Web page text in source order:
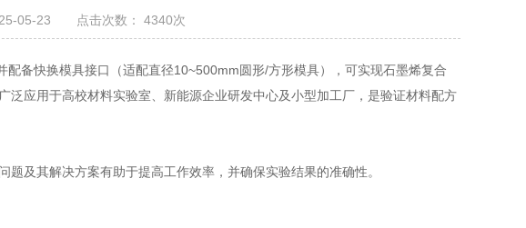
05-23 点击次数： 4340次
快换模具接口（适配直径10~500mm圆形/方形模具），可实现石墨烯复合
泛应用于高校材料实验室、新能源企业研发中心及小型加工厂，是验证材料配方
及其解决方案有助于提高工作效率，并确保实验结果的准确性。